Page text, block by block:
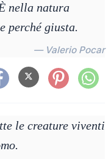
nella natura
perché giusta.
— Valerio Pocar
le creature viventi